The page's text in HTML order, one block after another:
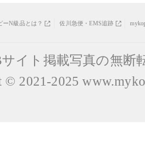
ーN級品とは？ 佐川急便・EMS追跡
イト掲載写真の無断
© 2021-2025